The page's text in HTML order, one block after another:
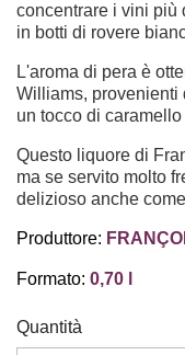
concentrare i vini più
in botti di rovere
L'aroma di pera è
Williams, provenienti
un tocco di
Questo liquore di
ma se servito molto
delizioso anche
Produttore:
Formato: 0,70 l
Quantità